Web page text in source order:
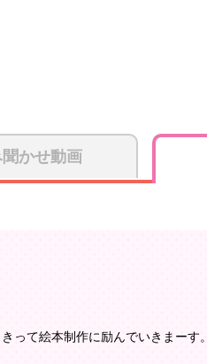
かせ動画
って絵本制作に励んでいきまーす。